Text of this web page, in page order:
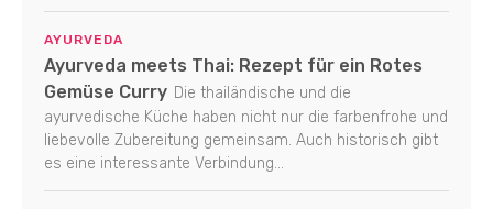
AYURVEDA
Ayurveda meets Thai: Rezept für ein Rotes
Gemüse Curry Die thailändische und die
ayurvedische Küche haben nicht nur die farbenfrohe und
liebevolle Zubereitung gemeinsam. Auch historisch gibt
es eine interessante Verbindung...